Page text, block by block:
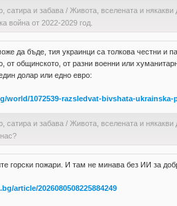
сатира и забава / Живота, вселената и някакви
война от 2022-2029 год.
да бъде, тия украинци са толкова честни и
от общинското, от разни военни или
долар или едно евро:
world/1072539-razsledvat-bivshata-
сатира и забава / Живота, вселената и някакви
горски пожари. И там не минава без ИИ за
article/2026080508225884249